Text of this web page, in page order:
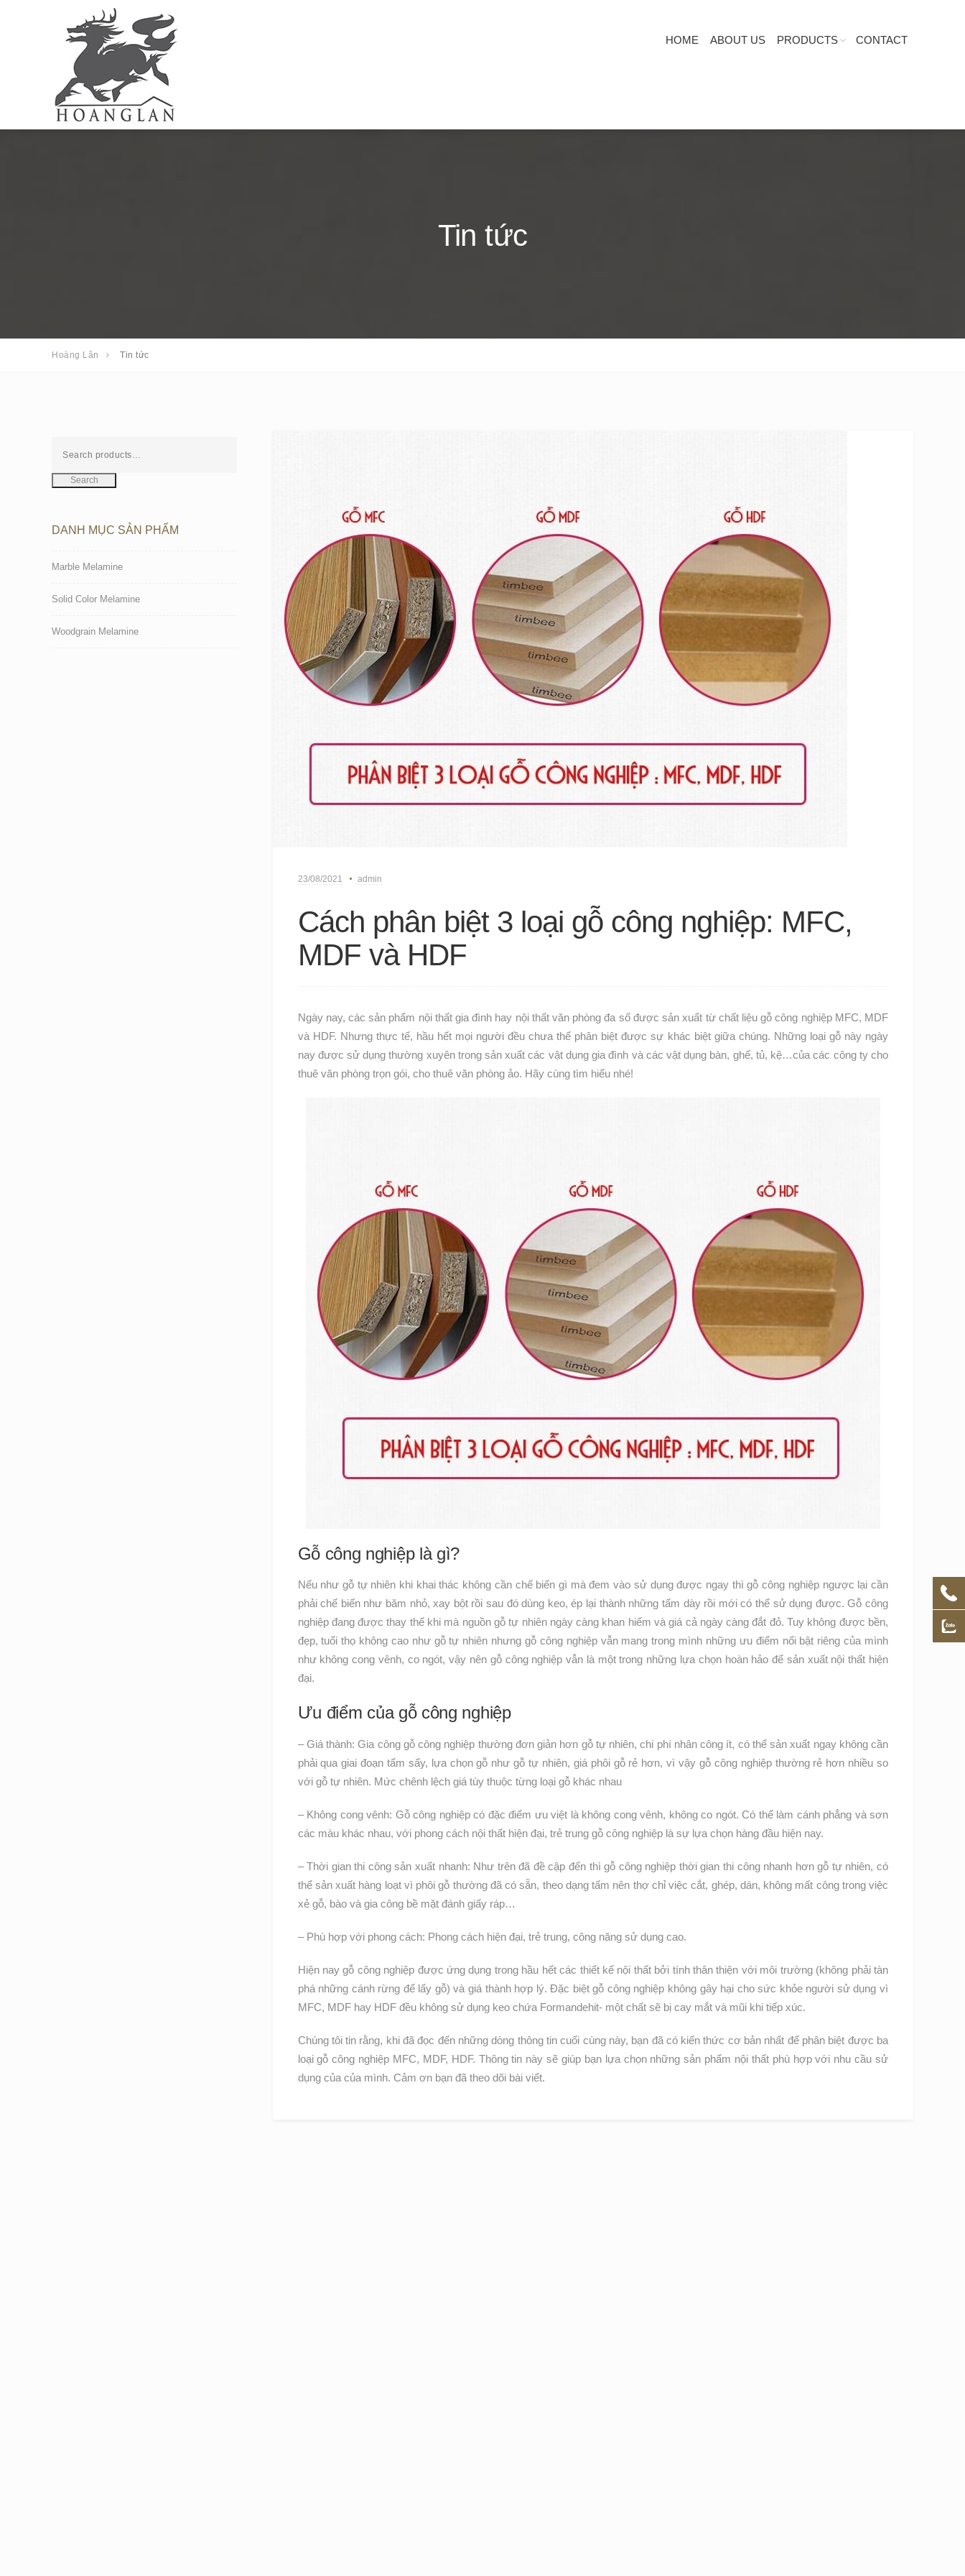
HOME ABOUT US PRODUCTS CONTACT
Tin tức
Hoàng Lân Tin tức
23/08/2021 admin
Cách phân biệt 3 loại gỗ công nghiệp: MFC,
MDF và HDF
Ngày nay, các sản phẩm nội thất gia đình hay nội thất văn phòng đa số được sản xuất từ chất liệu gỗ công nghiệp MFC, MDF
và HDF. Nhưng thực tế, hầu hết mọi người đều chưa thể phân biệt được sự khác biệt giữa chúng. Những loại gỗ này ngày
nay được sử dụng thường xuyên trong sản xuất các vật dụng gia đình và các vật dụng bàn, ghế, tủ, kệ…của các công ty cho
thuê văn phòng trọn gói, cho thuê văn phòng ảo. Hãy cùng tìm hiểu nhé!
Gỗ công nghiệp là gì?
Nếu như gỗ tự nhiên khi khai thác không cần chế biến gì mà đem vào sử dụng được ngay thì gỗ công nghiệp ngược lại cần
phải chế biến như băm nhỏ, xay bột rồi sau đó dùng keo, ép lại thành những tấm dày rồi mới có thể sử dụng được. Gỗ công
nghiệp đang được thay thế khi mà nguồn gỗ tự nhiên ngày càng khan hiếm và giá cả ngày càng đắt đỏ. Tuy không được bền,
đẹp, tuổi thọ không cao như gỗ tự nhiên nhưng gỗ công nghiệp vẫn mang trong mình những ưu điểm nổi bật riêng của mình
như không cong vênh, co ngót, vậy nên gỗ công nghiệp vẫn là một trong những lựa chọn hoàn hảo để sản xuất nội thất hiện
đại.
Ưu điểm của gỗ công nghiệp
– Giá thành: Gia công gỗ công nghiệp thường đơn giản hơn gỗ tự nhiên, chi phí nhân công ít, có thể sản xuất ngay không cần
phải qua giai đoạn tẩm sấy, lựa chọn gỗ như gỗ tự nhiên, giá phôi gỗ rẻ hơn, vì vậy gỗ công nghiệp thường rẻ hơn nhiều so
với gỗ tự nhiên. Mức chênh lệch giá tùy thuộc từng loại gỗ khác nhau
– Không cong vênh: Gỗ công nghiệp có đặc điểm ưu việt là không cong vênh, không co ngót. Có thể làm cánh phẳng và sơn
các màu khác nhau, với phong cách nội thất hiện đại, trẻ trung gỗ công nghiệp là sự lựa chọn hàng đầu hiện nay.
– Thời gian thi công sản xuất nhanh: Như trên đã đề cập đến thì gỗ công nghiệp thời gian thi công nhanh hơn gỗ tự nhiên, có
thể sản xuất hàng loạt vì phôi gỗ thường đã có sẵn, theo dạng tấm nên thợ chỉ việc cắt, ghép, dán, không mất công trong việc
xẻ gỗ, bào và gia công bề mặt đánh giấy ráp…
– Phù hợp với phong cách: Phong cách hiện đại, trẻ trung, công năng sử dụng cao.
Hiện nay gỗ công nghiệp được ứng dụng trong hầu hết các thiết kế nội thất bởi tính thân thiện với môi trường (không phải tàn
phá những cánh rừng để lấy gỗ) và giá thành hợp lý. Đặc biệt gỗ công nghiệp không gây hại cho sức khỏe người sử dụng vì
MFC, MDF hay HDF đều không sử dụng keo chứa Formandehit- một chất sẽ bị cay mắt và mũi khi tiếp xúc.
Chúng tôi tin rằng, khi đã đọc đến những dòng thông tin cuối cùng này, bạn đã có kiến thức cơ bản nhất để phân biệt được ba
loại gỗ công nghiệp MFC, MDF, HDF. Thông tin này sẽ giúp bạn lựa chọn những sản phẩm nội thất phù hợp với nhu cầu sử
dụng của của mình. Cảm ơn bạn đã theo dõi bài viết.
Search
DANH MỤC SẢN PHẨM
Marble Melamine
Solid Color Melamine
Woodgrain Melamine